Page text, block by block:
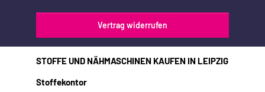
Vertrag widerrufen
STOFFE UND NÄHMASCHINEN KAUFEN IN LEIPZIG
Stoffekontor